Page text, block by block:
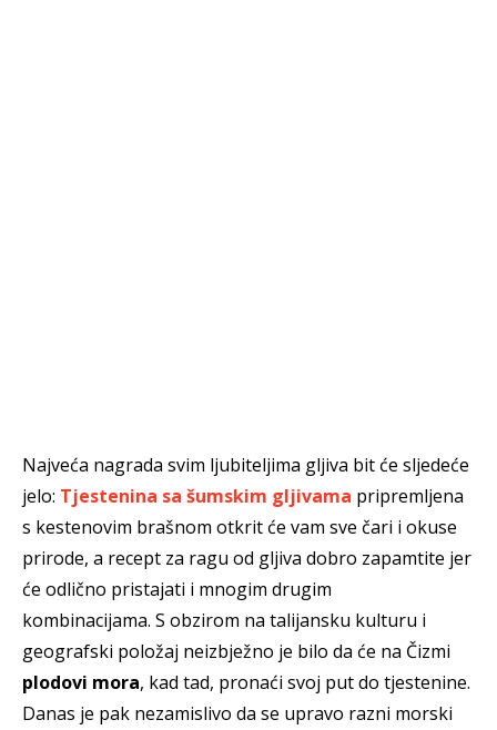
Najveća nagrada svim ljubiteljima gljiva bit će sljedeće
jelo: Tjestenina sa šumskim gljivama pripremljena
s kestenovim brašnom otkrit će vam sve čari i okuse
prirode, a recept za ragu od gljiva dobro zapamtite jer
će odlično pristajati i mnogim drugim
kombinacijama. S obzirom na talijansku kulturu i
geografski položaj neizbježno je bilo da će na Čizmi
plodovi mora, kad tad, pronaći svoj put do tjestenine.
Danas je pak nezamislivo da se upravo razni morski